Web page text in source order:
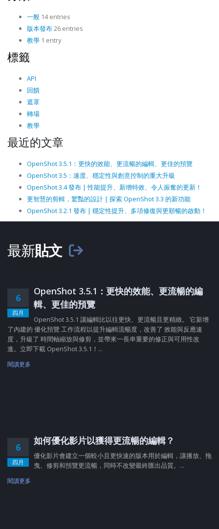
一般 14 entries
版本發布26 entries
教學 1 entry
標籤
API
回饋
遮罩
轉場
教學
最近的文章
OpenShot 3.5.1：更快的效能、更流暢的編輯、更佳的預覽
OpenShot 3.5：速度、穩定性與創意控制的重大升級
OpenShot 3.4 發布 | 性能提升、新增特效、令人振奮的更新！
更智慧的剪輯，驚豔的設計 | 探索 OpenShot 3.3 的新功能
OpenShot 3.2.1 發布 | 穩定性提升、多項修復與更順暢的啟動！
最新貼文
6
四月
OpenShot 3.5.1：更快的效能、更流暢的編
輯、更佳的預覽
OpenShot 3.5.1 讓編輯比以往更快、更流暢且更精緻。 它新增
了內建的 優化預覽 工作流程以提升編輯流暢度，改善了 效能與反應速
度，升級了 時間軸縮放與修剪，並帶來一長串重要的修正與可用性改
進。立即下載 OpenShot 3.5.1！...
閱讀更多
6
四月
如何優化影片以獲得更流暢的編輯？
優化影片會建立一個較小且更快速的版本用於編輯，讓播放、拖
曳、修剪和預覽更流暢，同時不改變最終匯出品質。...
閱讀更多